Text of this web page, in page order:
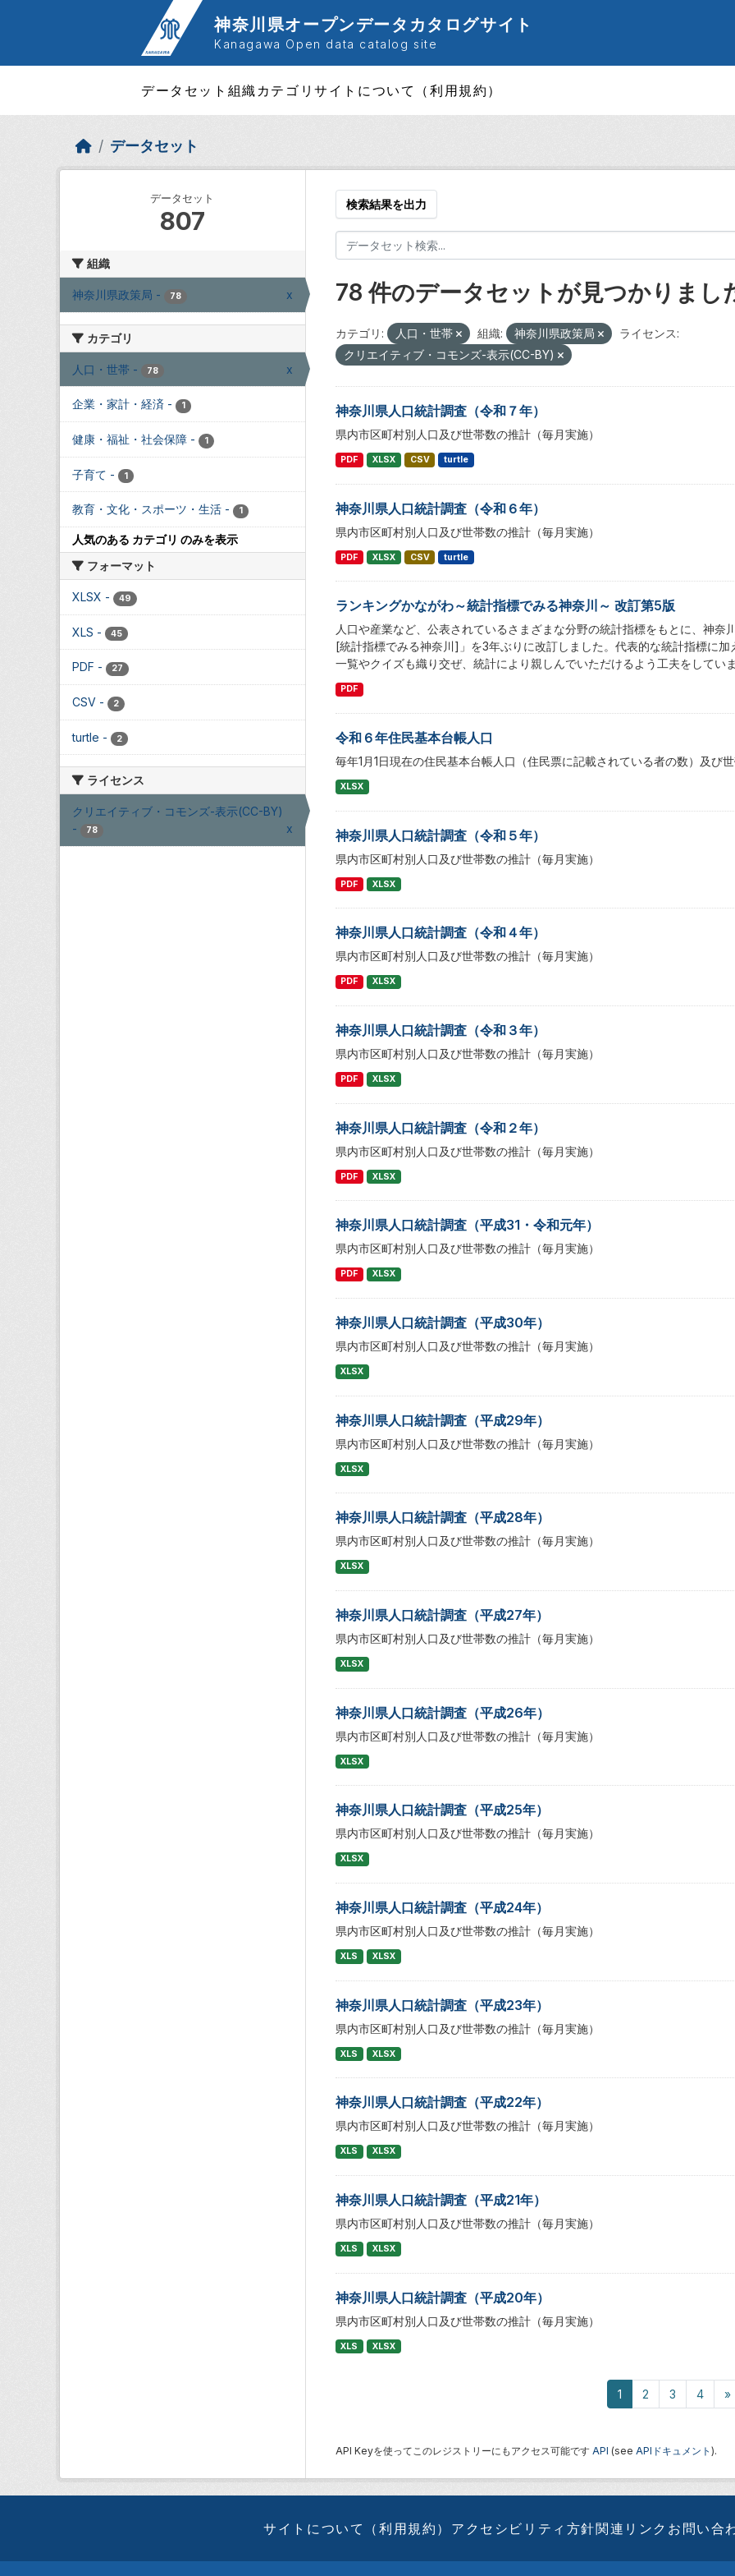
神奈川県オープンデータカタログサイト
Kanagawa Open data catalog site
データセット 組織 カテゴリサイトについて（利用規約）
データセット
データセット
807
組織
神奈川県政策局 - 78 x
カテゴリ
人口・世帯 - 78 x
企業・家計・経済 - 1
健康・福祉・社会保障 - 1
子育て - 1
教育・文化・スポーツ・生活 - 1
人気のある カテゴリ のみを表示
フォーマット
XLSX - 49
XLS - 45
PDF - 27
CSV - 2
turtle - 2
ライセンス
クリエイティブ・コモンズ-表示(CC-BY)
-
78 x
検索結果を出力
78 件のデータセットが見つかりまし
カテゴリ: 人口・世帯 組織: 神奈川県政策局
ライセンス:
クリエイティブ・コモンズ-表示(CC-BY)
神奈川県人口統計調査（令和７年）
県内市区町村別人口及び世帯数の推計（毎月実施）
PDF XLSX CSV turtle
神奈川県人口統計調査（令和６年）
県内市区町村別人口及び世帯数の推計（毎月実施）
PDF XLSX CSV turtle
ランキングかながわ～統計指標でみる神奈川～ 改訂第5版
人口や産業など、公表されているさまざまな分野の統計指標をもとに、神
[統計指標でみる神奈川]」を3年ぶりに改訂しました。代表的な統計指標に
一覧やクイズも織り交ぜ、統計により親しんでいただけるよう工夫をしてい
PDF
令和６年住民基本台帳人口
毎年1月1日現在の住民基本台帳人口（住民票に記載されている者の数）及び
XLSX
神奈川県人口統計調査（令和５年）
県内市区町村別人口及び世帯数の推計（毎月実施）
PDF XLSX
神奈川県人口統計調査（令和４年）
県内市区町村別人口及び世帯数の推計（毎月実施）
PDF XLSX
神奈川県人口統計調査（令和３年）
県内市区町村別人口及び世帯数の推計（毎月実施）
PDF XLSX
神奈川県人口統計調査（令和２年）
県内市区町村別人口及び世帯数の推計（毎月実施）
PDF XLSX
神奈川県人口統計調査（平成31・令和元年）
県内市区町村別人口及び世帯数の推計（毎月実施）
PDF XLSX
神奈川県人口統計調査（平成30年）
県内市区町村別人口及び世帯数の推計（毎月実施）
XLSX
神奈川県人口統計調査（平成29年）
県内市区町村別人口及び世帯数の推計（毎月実施）
XLSX
神奈川県人口統計調査（平成28年）
県内市区町村別人口及び世帯数の推計（毎月実施）
XLSX
神奈川県人口統計調査（平成27年）
県内市区町村別人口及び世帯数の推計（毎月実施）
XLSX
神奈川県人口統計調査（平成26年）
県内市区町村別人口及び世帯数の推計（毎月実施）
XLSX
神奈川県人口統計調査（平成25年）
県内市区町村別人口及び世帯数の推計（毎月実施）
XLSX
神奈川県人口統計調査（平成24年）
県内市区町村別人口及び世帯数の推計（毎月実施）
XLS XLSX
神奈川県人口統計調査（平成23年）
県内市区町村別人口及び世帯数の推計（毎月実施）
XLS XLSX
神奈川県人口統計調査（平成22年）
県内市区町村別人口及び世帯数の推計（毎月実施）
XLS XLSX
神奈川県人口統計調査（平成21年）
県内市区町村別人口及び世帯数の推計（毎月実施）
XLS XLSX
神奈川県人口統計調査（平成20年）
県内市区町村別人口及び世帯数の推計（毎月実施）
XLS XLSX
1 2 3 4 »
API Keyを使ってこのレジストリーにもアクセス可能です API (see APIドキュメント ).
サイトについて（利用規約） アクセシビリティ方針関連リンク お問い合